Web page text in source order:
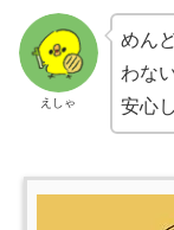
えしゃ
めん
わな
安心